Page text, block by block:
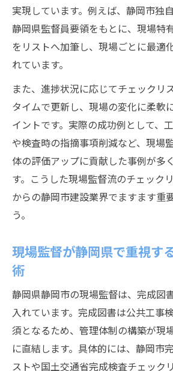
実現しています。例えば、静岡市独
静岡県監督員要領をもとに、現場特
をリストへ加筆し、現場ごとに最適
れています。
また、進捗状況に応じてチェックリ
タイムで更新し、現場の変化に柔軟
イントです。実際の成功例として、
や検査時の指摘事項削減など、現場
体の評価アップに貢献した事例が多
す。こうした現場監督流のチェック
からの静岡市建設業界でますます重
う。
現場監督が静岡県で重視す
術
静岡県静岡市の現場監督は、完成図
入れています。完成図書は公共工事
須となるため、管理体制の構築が現
に直結します。具体的には、静岡市
ストや国土交通省完成検査チェック